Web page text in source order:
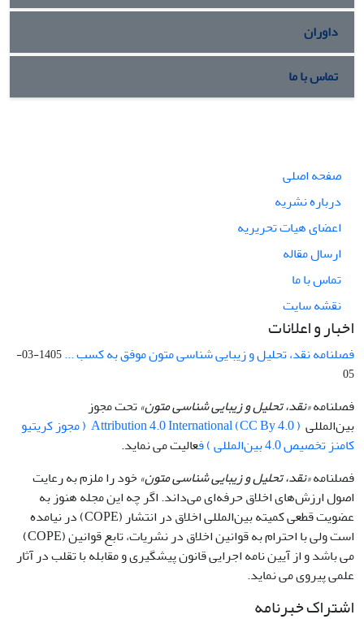
داوران
تماس با ما
صفحه اصلی
درباره نشریه
اعضای هیات تحریریه
ارسال مقاله
تماس با ما
نقشه سایت
اخبار و اعلانات
فصلنامه نقد، تحلیل و زیبایی شناسی متون موفق به کسب ...
1405-03-
05
فصلنامه«نقد، تحلیل و زیبایی شناسی متون»تحت مجوز
بین‌المللی
Attribution 4.0 International (CC By 4.0 ) ( مجوز کریتیو
کامنز تخصیص 4.0 بین‌المللی ) ف
عالیت می نماید.
فصلنامه«نقد، تحلیل و زیبایی شناسی متون»خود را ملزم به رعایت
اصول ارزش‌های اخلاق حرفه‌ای می‌داند. اگر چه این مجله هنوز به
عضویت قطعی کمیته بین‌المللی اخلاق در انتشار (COPE) در نیامده
است ولی با احترام به قوانین اخلاق در نشریات، تابع قوانین (COPE)
می باشد و از آیین نامه اجرایی قانون پیشگیری و مقابله با تقلب در آثار
علمی پیروی می نماید.
اشتراک خبرنامه